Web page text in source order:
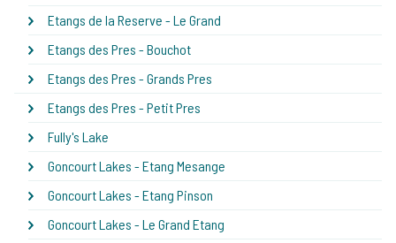
Etangs de la Reserve - Le Grand
Etangs des Pres - Bouchot
Etangs des Pres - Grands Pres
Etangs des Pres - Petit Pres
Fully's Lake
Goncourt Lakes - Etang Mesange
Goncourt Lakes - Etang Pinson
Goncourt Lakes - Le Grand Etang